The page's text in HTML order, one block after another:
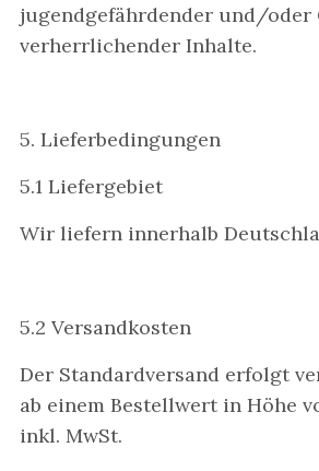
jugendgefährdender und/oder
verherrlichender Inhalte.
5. Lieferbedingungen
5.1 Liefergebiet
Wir liefern innerhalb
5.2 Versandkosten
Der Standardversand erfolgt
ab einem Bestellwert in Höhe
inkl. MwSt.